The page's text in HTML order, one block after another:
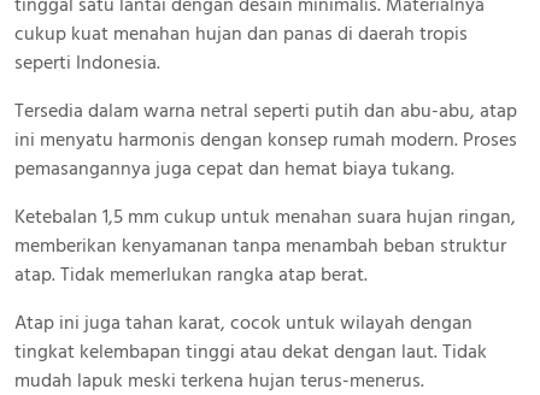
cukup kuat menahan hujan dan panas di daerah tropis
seperti Indonesia.
Tersedia dalam warna netral seperti putih dan abu-abu, atap
ini menyatu harmonis dengan konsep rumah modern. Proses
pemasangannya juga cepat dan hemat biaya tukang.
Ketebalan 1,5 mm cukup untuk menahan suara hujan ringan,
memberikan kenyamanan tanpa menambah beban struktur
atap. Tidak memerlukan rangka atap berat.
Atap ini juga tahan karat, cocok untuk wilayah dengan
tingkat kelembapan tinggi atau dekat dengan laut. Tidak
mudah lapuk meski terkena hujan terus-menerus.